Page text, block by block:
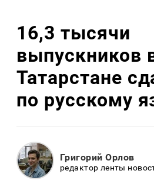
16,3 тысячи
выпускников
Татарстане
по русскому
Григорий Орлов
редактор ленты